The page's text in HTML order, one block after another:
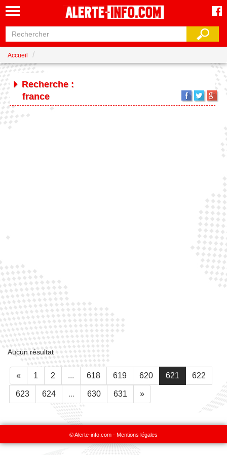
Accueil
Recherche :
france
Aucun résultat
« 1 2 ... 618 619 620 621 622
623 624 ... 630 631 »
© Alerte-info.com - Mentions légales